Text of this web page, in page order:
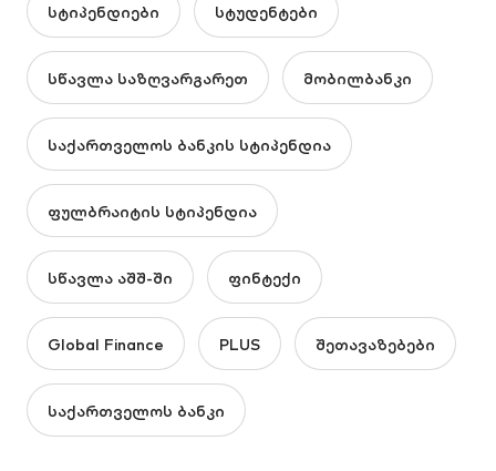
სტიპენდიები სტუდენტები
სწავლა საზღვარგარეთ მობილბანკი
საქართველოს ბანკის სტიპენდია
ფულბრაიტის სტიპენდია
სწავლა აშშ-ში ფინტექი
Global Finance PLUS შეთავაზებები
საქართველოს ბანკი